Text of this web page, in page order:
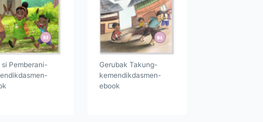
si Pemberani-
Gerubak Takung-
kemendikdasmen-
ebook